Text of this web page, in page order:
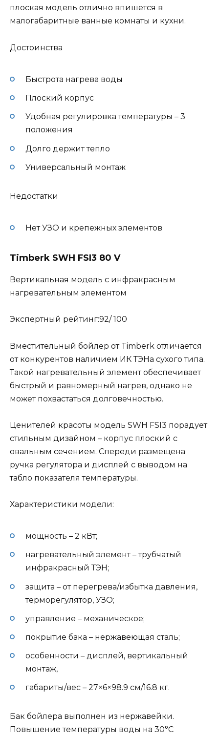
плоская модель отлично впишется в
малогабаритные ванные комнаты и кухни.
Достоинства
Быстрота нагрева воды
Плоский корпус
Удобная регулировка температуры – 3
положения
Долго держит тепло
Универсальный монтаж
Недостатки
Нет УЗО и крепежных элементов
Timberk SWH FSI3 80 V
Вертикальная модель с инфракрасным
нагревательным элементом
Экспертный рейтинг:92/ 100
Вместительный бойлер от Timberk отличается
от конкурентов наличием ИК ТЭНа сухого типа.
Такой нагревательный элемент обеспечивает
быстрый и равномерный нагрев, однако не
может похвастаться долговечностью.
Ценителей красоты модель SWH FSI3 порадует
стильным дизайном – корпус плоский с
овальным сечением. Спереди размещена
ручка регулятора и дисплей с выводом на
табло показателя температуры.
Характеристики модели:
мощность – 2 кВт;
нагревательный элемент – трубчатый
инфракрасный ТЭН;
защита – от перегрева/избытка давления,
терморегулятор, УЗО;
управление – механическое;
покрытие бака – нержавеющая сталь;
особенности – дисплей, вертикальный
монтаж,
габариты/вес – 27×6×98.9 см/16.8 кг.
Бак бойлера выполнен из нержавейки.
Повышение температуры воды на 30°С